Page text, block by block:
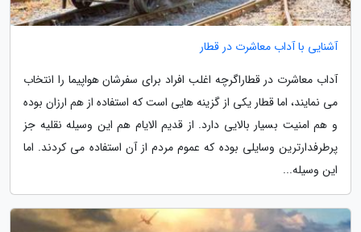
آشنایی با آداب معاشرت در قطار
آداب معاشرت در قطاراگرچه اغلب افراد برای سفرشان هواپیما را انتخاب
می نمایند، اما قطار یکی از گزینه هایی است که استفاده از هم ارزان بوده
و هم امنیت بسیار بالایی دارد. از قدیم الایام هم این وسیله نقلیه جز
پرطرفدارترین وسایلی بوده که عموم مردم از آن استفاده می کردند. اما
این وسیله...